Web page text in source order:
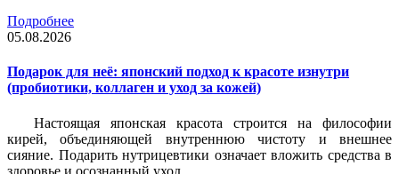
Подробнее
05.08.2026
Подарок для неё: японский подход к красоте изнутри
(пробиотики, коллаген и уход за кожей)
Настоящая японская красота строится на философии
кирей, объединяющей внутреннюю чистоту и внешнее
сияние. Подарить нутрицевтики означает вложить средства в
здоровье и осознанный уход.